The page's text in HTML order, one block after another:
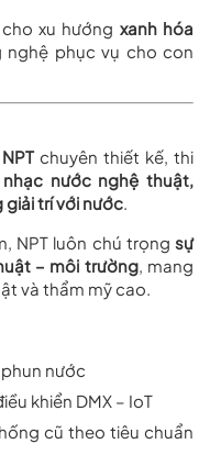
xu hướng xanh hóa
nghệ phục vụ cho con
chuyên thiết kế, thi
nước nghệ thuật,
giải trí với nước
NPT luôn chú trọng sự
– môi trường, mang
và thẩm mỹ cao.
nước
khiển DMX – IoT
cũ theo tiêu chuẩn